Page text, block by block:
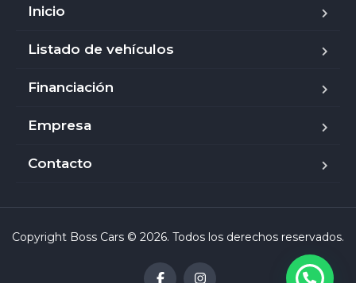
Inicio
Listado de vehículos
Financiación
Empresa
Contacto
Copyright Boss Cars © 2026. Todos los derechos reservados.